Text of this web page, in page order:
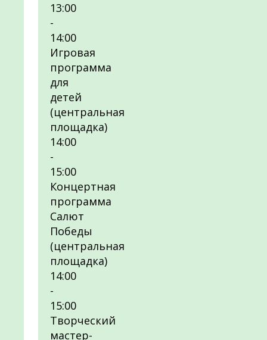
13:00
-
14:00
Игровая
программа
для
детей
(центральная
площадка)
14:00
-
15:00
Концертная
программа
Салют
Победы
(центральная
площадка)
14:00
-
15:00
Творческий
мастер-